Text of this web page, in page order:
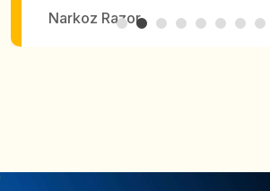
Narkoz Razor